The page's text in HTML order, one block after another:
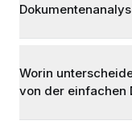
Worin
von der einfachen